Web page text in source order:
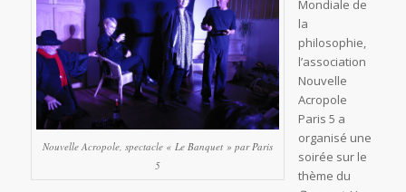
Nouvelle Acropole, spectacle « Le Banquet » par Paris
5
Mondiale de
la
philosophie,
l’association
Nouvelle
Acropole
Paris 5 a
organisé une
soirée sur le
thème du